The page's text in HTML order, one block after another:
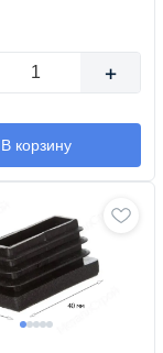
+
В корзину